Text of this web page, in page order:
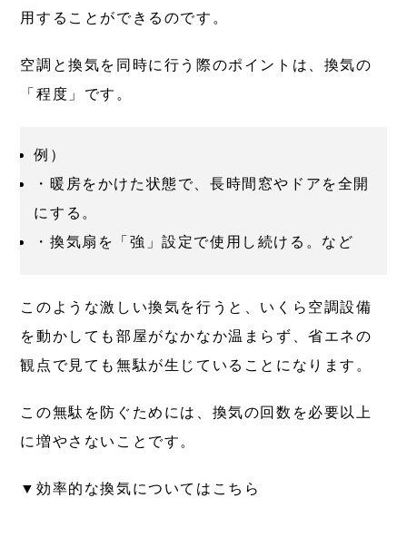
用することができるのです。
空調と換気を同時に行う際のポイントは、換気の
「程度」です。
例）
・暖房をかけた状態で、長時間窓やドアを全開
にする。
・換気扇を「強」設定で使用し続ける。など
このような激しい換気を行うと、いくら空調設備
を動かしても部屋がなかなか温まらず、省エネの
観点で見ても無駄が生じていることになります。
この無駄を防ぐためには、換気の回数を必要以上
に増やさないこと です。
▼効率的な換気についてはこちら